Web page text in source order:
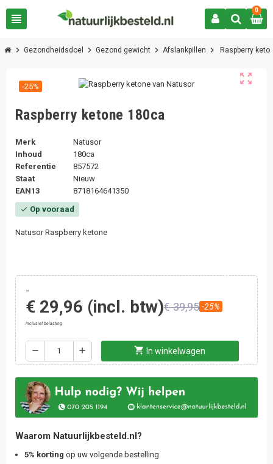
view_headline
0
chevron_right Gezondheidsdoel chevron_right Gezond gewicht chevron_right Afslankpillen chevron_right Raspberry
zoom_out_map
-25%
Raspberry ketone 180ca
Merk
Natusor
Inhoud
180ca
Referentie
857572
Staat
Nieuw
EAN13
8718164641350
check Op vooraad
Natusor Raspberry ketone
-
€ 29,96 (incl. btw)€ 39,95 -25%
Inclusief belasting
remove add shopping_cart In winkelwagen
Waarom Natuurlijkbesteld.nl?
5% korting op uw volgende bestelling